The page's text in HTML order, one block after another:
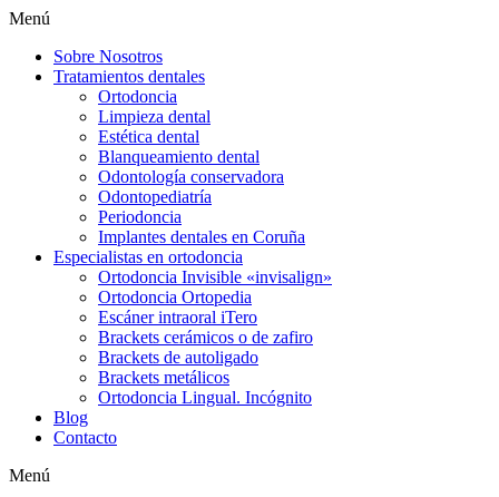
Menú
Sobre Nosotros
Tratamientos dentales
Ortodoncia
Limpieza dental
Estética dental
Blanqueamiento dental
Odontología conservadora
Odontopediatría
Periodoncia
Implantes dentales en Coruña
Especialistas en ortodoncia
Ortodoncia Invisible «invisalign»
Ortodoncia Ortopedia
Escáner intraoral iTero
Brackets cerámicos o de zafiro
Brackets de autoligado
Brackets metálicos
Ortodoncia Lingual. Incógnito
Blog
Contacto
Menú